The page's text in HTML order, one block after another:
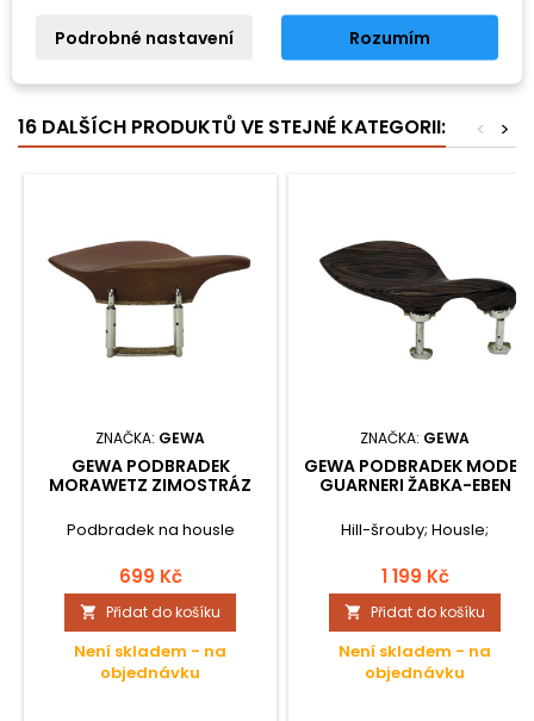
16 DALŠÍCH PRODUKTŮ VE STEJNÉ KATEGORII: >
<
ZNAČKA: GEWA
GEWA PODBRADEK
MORAWETZ ZIMOSTRÁZ
Podbradek na housle
699 Kč
 Přidat do košíku
Není skladem - na
objednávku
ZNAČKA: GEWA
GEWA PODBRADEK MODEL
GUARNERI ŽABKA-EBEN
Hill-šrouby; Housle;
1 199 Kč
 Přidat do košíku
Není skladem - na
objednávku
Podrobné nastavení Rozumím